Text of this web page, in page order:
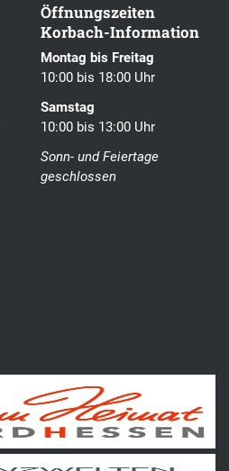
Öffnungszeiten
Korbach-Information
Montag bis Freitag
10:00 bis 18:00 Uhr
Samstag
10:00 bis 13:00 Uhr
Sonn- und Feiertage
geschlossen